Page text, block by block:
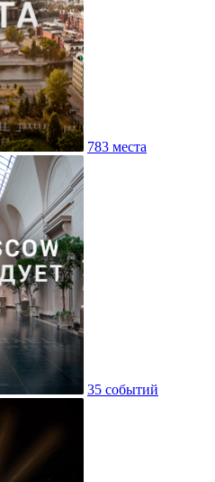
783 места
35 событий